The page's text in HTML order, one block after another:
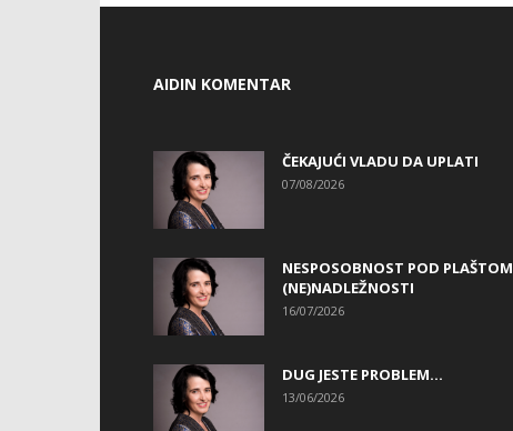
AIDIN KOMENTAR
ČEKAJUĆI VLADU DA UPLATI
07/08/2026
NESPOSOBNOST POD PLAŠTOM
(NE)NADLEŽNOSTI
16/07/2026
DUG JESTE PROBLEM…
13/06/2026